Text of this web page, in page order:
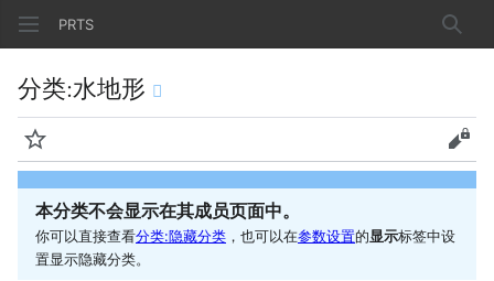
PRTS 搜索
分类:水地形
监视 查看
本分类不会显示在其成员页面中。
你可以直接查看分类:隐藏分类 ，也可以在参数设置的显示标签中设
置显示隐藏分类。